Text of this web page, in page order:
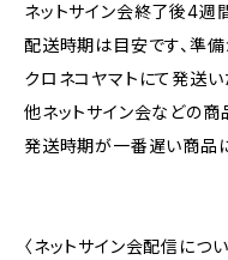
ネットサイン会終了後4
配送時期は目安です、準
クロネコヤマトにて発送い
他ネットサイン会などの
発送時期が一番遅い商品
〈ネットサイン会配信につい